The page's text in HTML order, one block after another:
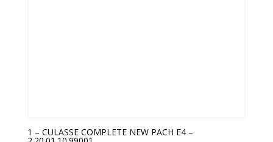
1 – CULASSE COMPLETE NEW PACH E4 –